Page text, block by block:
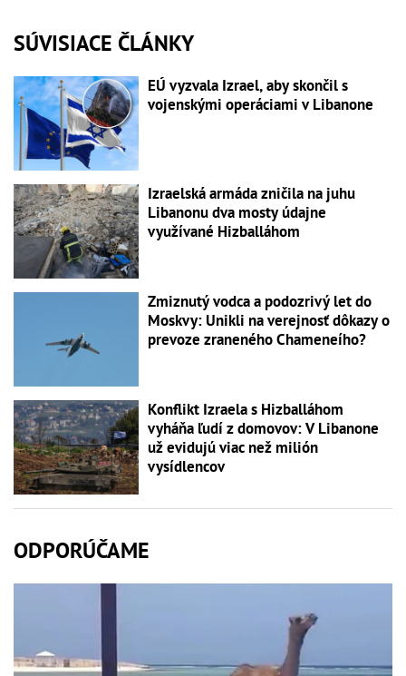
SÚVISIACE ČLÁNKY
EÚ vyzvala Izrael, aby skončil s
vojenskými operáciami v Libanone
Izraelská armáda zničila na juhu
Libanonu dva mosty údajne
využívané Hizballáhom
Zmiznutý vodca a podozrivý let do
Moskvy: Unikli na verejnosť dôkazy o
prevoze zraneného Chameneího?
Konflikt Izraela s Hizballáhom
vyháňa ľudí z domovov: V Libanone
už evidujú viac než milión
vysídlencov
ODPORÚČAME